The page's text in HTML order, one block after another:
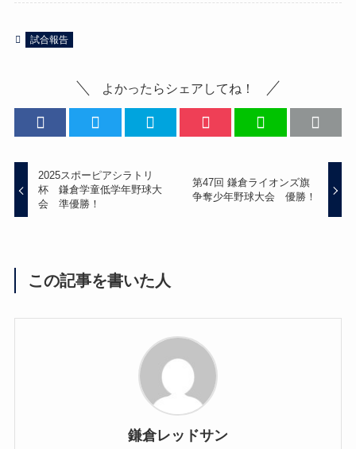
試合報告
よかったらシェアしてね！
2025スポーピアシラトリ
杯 鎌倉学童低学年野球大
会 準優勝！
第47回 鎌倉ライオンズ旗
争奪少年野球大会 優勝！
この記事を書いた人
鎌倉レッドサン